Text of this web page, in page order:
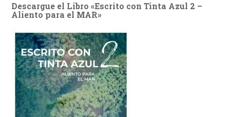
Descargue el Libro «Escrito con Tinta Azul 2 –
Aliento para el MAR»